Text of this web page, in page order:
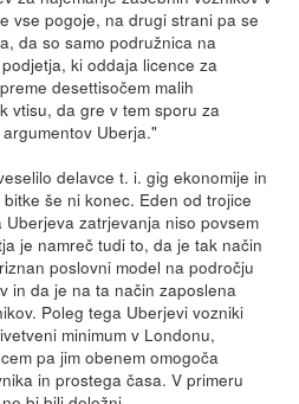
vse pogoje, na drugi strani pa se
da so samo podružnica na
ki oddaja licence za
desettisočem malih
vtisu, da gre v tem sporu za
Uberja."
delavce t. i. gig ekonomije in
še ni konec. Eden od trojice
zatrjevanja niso povsem
je namreč tudi to, da je tak način
poslovni model na področju
in da je na ta način zaposlena
Poleg tega Uberjevi vozniki
minimum v Londonu,
pa jim obenem omogoča
in prostega časa. V primeru